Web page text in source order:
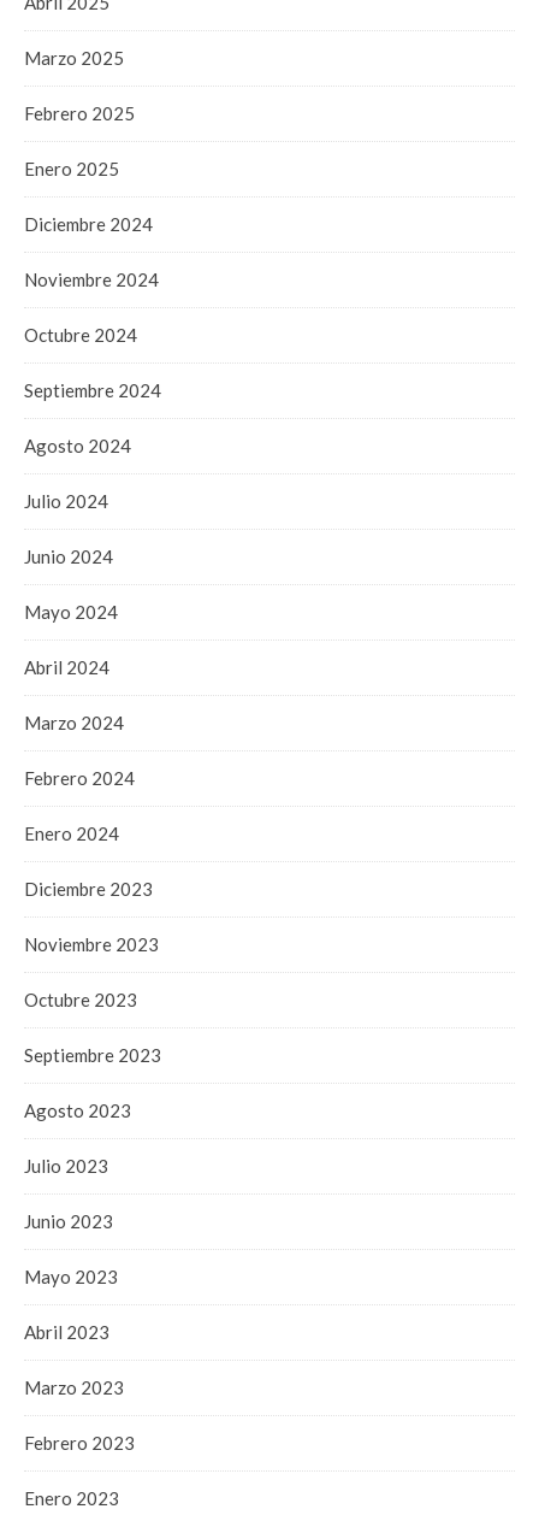
Marzo 2025
Febrero 2025
Enero 2025
Diciembre 2024
Noviembre 2024
Octubre 2024
Septiembre 2024
Agosto 2024
Julio 2024
Junio 2024
Mayo 2024
Abril 2024
Marzo 2024
Febrero 2024
Enero 2024
Diciembre 2023
Noviembre 2023
Octubre 2023
Septiembre 2023
Agosto 2023
Julio 2023
Junio 2023
Mayo 2023
Abril 2023
Marzo 2023
Febrero 2023
Enero 2023